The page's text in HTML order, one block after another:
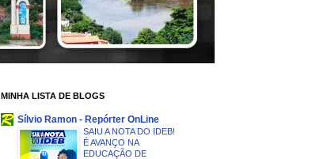
MINHA LISTA DE BLOGS
Sílvio Ramon - Repórter OnLine
SAIU A NOTA DO IDEB!
É AVANÇO NA
EDUCAÇÃO DE